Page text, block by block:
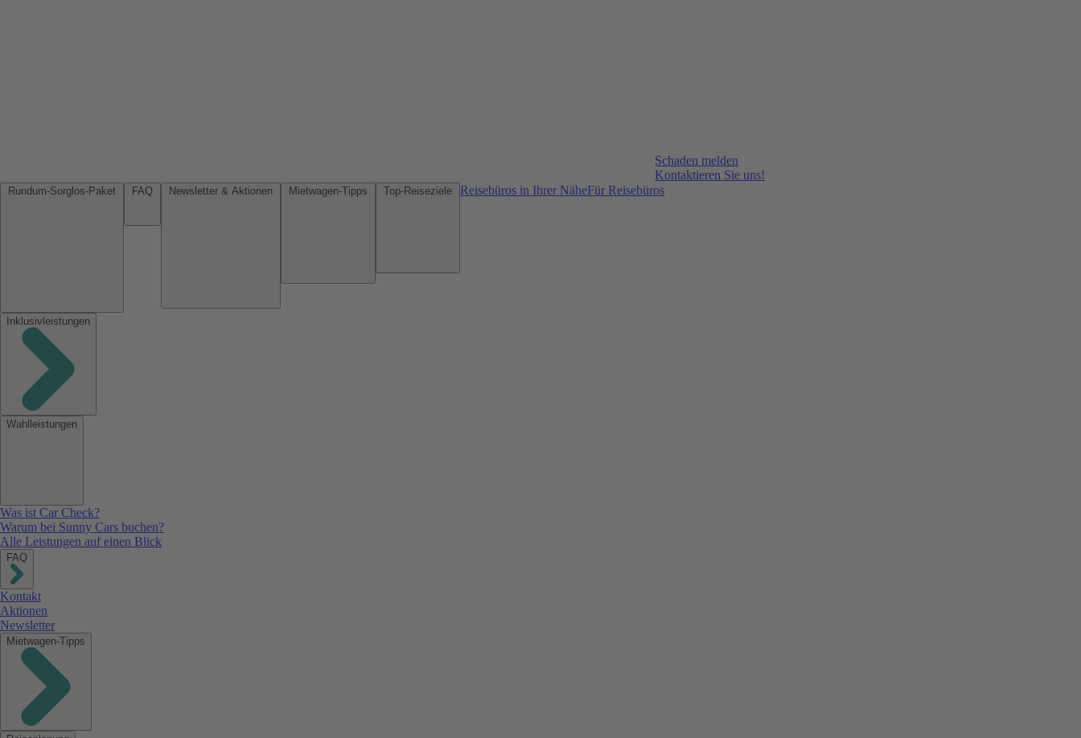
Schaden melden
Kontaktieren Sie uns!
Reisebüros in Ihrer NäheFür Reisebüros
Inklusivleistungen
Wahlleistungen
Was ist Car Check?
Warum bei Sunny Cars buchen?
Alle Leistungen auf einen Blick
FAQ
Kontakt
Aktionen
Newsletter
Mietwagen-Tipps